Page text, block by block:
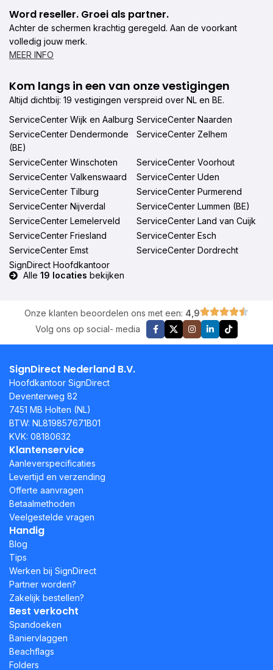
Word reseller. Groei als partner.
Achter de schermen krachtig geregeld. Aan de voorkant
volledig jouw merk.
MEER INFO
Kom langs in een van onze vestigingen
Altijd dichtbij: 19 vestigingen verspreid over NL en BE.
ServiceCenter Wijk en Aalburg ServiceCenter Naarden
ServiceCenter Dendermonde
(BE)
ServiceCenter Zelhem
ServiceCenter Winschoten
ServiceCenter Voorhout
ServiceCenter Valkenswaard
ServiceCenter Uden
ServiceCenter Tilburg
ServiceCenter Purmerend
ServiceCenter Nijverdal
ServiceCenter Lummen (BE)
ServiceCenter Lemelerveld
ServiceCenter Land van Cuijk
ServiceCenter Friesland
ServiceCenter Esch
ServiceCenter Emst
ServiceCenter Dordrecht
SignDirect Hoofdkantoor
Alle 19 locaties bekijken
Onze klanten beoordelen ons met een: 4,9
Volg ons op social- media
SignDirect Nederland B.V.
Hoofdkantoor SignDirect
Deventerweg 82
7451 MB Holten (NL)
BTW: NL819857671B01
KVK: 08180632
Klantenservice
Aanleverspecificaties
Levertijd en verzending
Offerte aanvragen
Betaalmethoden
Veelgestelde vragen
Handig
Blog
Tips
Werken bij SignDirect
Partner worden?
Zakelijk bestellen?
Best verkocht
Spandoeken
Baniervlaggen
Beachflags
Folders